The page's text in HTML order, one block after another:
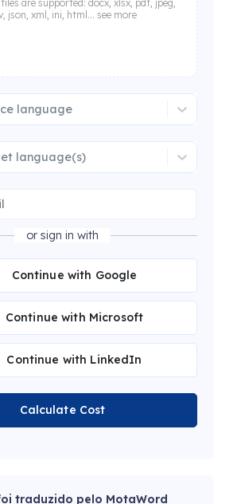
are supported: docx, xlsx, pdf, jpeg,
json, xml, ini, html... see more
language
language(s)
or sign in with
Continue with Google
Continue with Microsoft
Continue with LinkedIn
Calculate Cost
traduzido pelo MotaWord